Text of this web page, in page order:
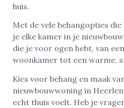
huis.
Met de vele behangopties
je elke kamer in je
die je voor ogen hebt, van
woonkamer tot een warme,
Kies voor behang en maak
nieuwbouwwoning in
echt thuis voelt. Heb je